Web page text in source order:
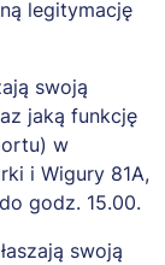
legitymację
swoją
jaką funkcję
w
i Wigury 81A,
godz. 15.00.
swoją